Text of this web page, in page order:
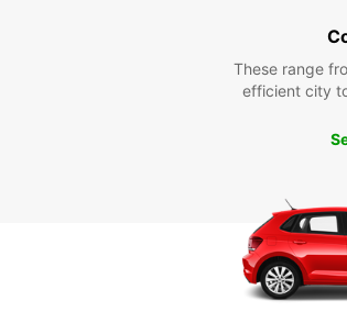
These range
efficient city